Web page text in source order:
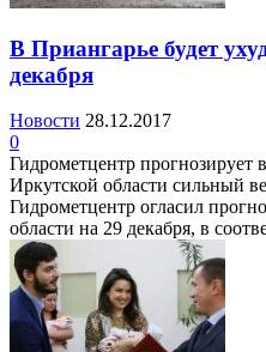
В Приангарье будет
декабря
Новости 28.12.2017
0
Гидрометцентр прогнозирует
Иркутской области сильный
Гидрометцентр огласил
области на 29 декабря, в